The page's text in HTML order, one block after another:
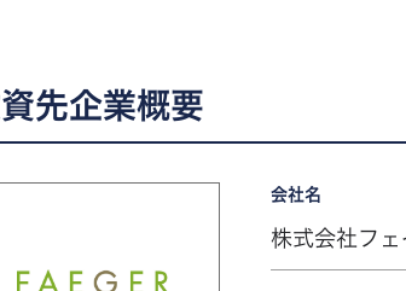
先企業概要
会社名
株式会社フェ